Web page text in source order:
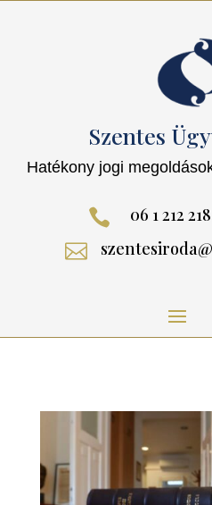
Szentes
Hatékony jogi
 06 1 212
